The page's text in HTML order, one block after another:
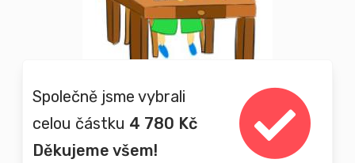
Společně jsme vybrali
celou částku 4 780 Kč
Děkujeme všem!